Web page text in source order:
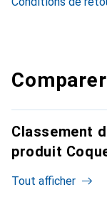
Classement
produit
Tout afficher